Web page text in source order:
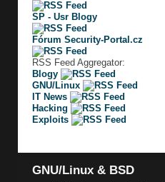
SP - Usr Blogy
Fórum Security-Portal.cz
RSS Feed Aggregator:
Blogy
GNU/Linux
IT News
Hacking
Exploits
GNU/Linux & BSD